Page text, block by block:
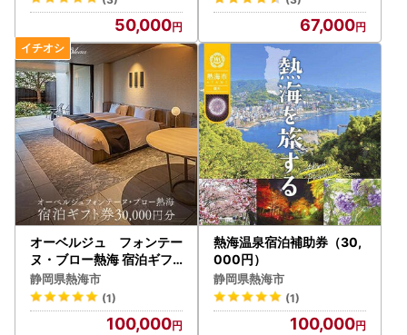
50,000 67,000
オーベルジュ フォンテー
ヌ・ブロー熱海 宿泊ギフ
ト券（30,000円分）
静岡県熱海市
(1)
100,000
熱海温泉宿泊補助券（30,
000円）
静岡県熱海市
(1)
100,000